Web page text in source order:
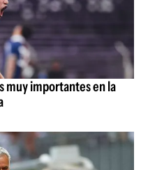
muy importantes en la